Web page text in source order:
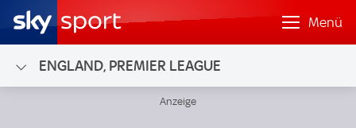
Menü
ENGLAND, PREMIER LEAGUE